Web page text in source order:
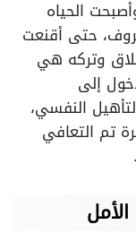
الحياه
حتى أقنعت
وتركه هي
إلى
النفسي،
تم التعافي